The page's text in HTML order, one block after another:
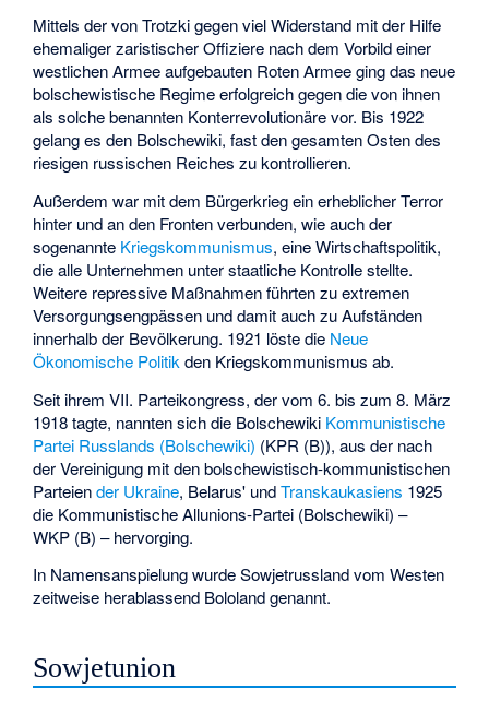
Mittels der von Trotzki gegen viel Widerstand mit der Hilfe
ehemaliger zaristischer Offiziere nach dem Vorbild einer
westlichen Armee aufgebauten Roten Armee ging das neue
bolschewistische Regime erfolgreich gegen die von ihnen
als solche benannten Konterrevolutionäre vor. Bis 1922
gelang es den Bolschewiki, fast den gesamten Osten des
riesigen russischen Reiches zu kontrollieren.
Außerdem war mit dem Bürgerkrieg ein erheblicher Terror
hinter und an den Fronten verbunden, wie auch der
sogenannte Kriegskommunismus, eine Wirtschaftspolitik,
die alle Unternehmen unter staatliche Kontrolle stellte.
Weitere repressive Maßnahmen führten zu extremen
Versorgungsengpässen und damit auch zu Aufständen
innerhalb der Bevölkerung. 1921 löste die Neue
Ökonomische Politik den Kriegskommunismus ab.
Seit ihrem VII. Parteikongress, der vom 6. bis zum 8. März
1918 tagte, nannten sich die Bolschewiki Kommunistische
Partei Russlands (Bolschewiki) (KPR (B)), aus der nach
der Vereinigung mit den bolschewistisch-kommunistischen
Parteiender Ukraine, Belarus' undTranskaukasiens 1925
die Kommunistische Allunions-Partei (Bolschewiki) –
WKP (B) – hervorging.
In Namensanspielung wurde Sowjetrussland vom Westen
zeitweise herablassend Bololandgenannt.
Sowjetunion